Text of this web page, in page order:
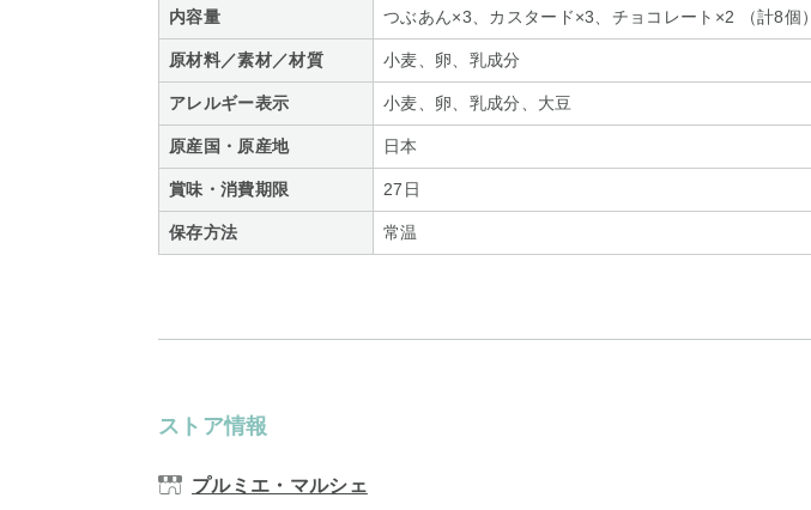
内容量 つぶあん×3、カスタード×3、チョコレート×2 （計8個）
原材料／素材／材質 小麦、卵、乳成分
アレルギー表示 小麦、卵、乳成分、大豆
原産国・原産地 日本
賞味・消費期限 27日
保存方法 常温
ストア情報
プルミエ・マルシェ